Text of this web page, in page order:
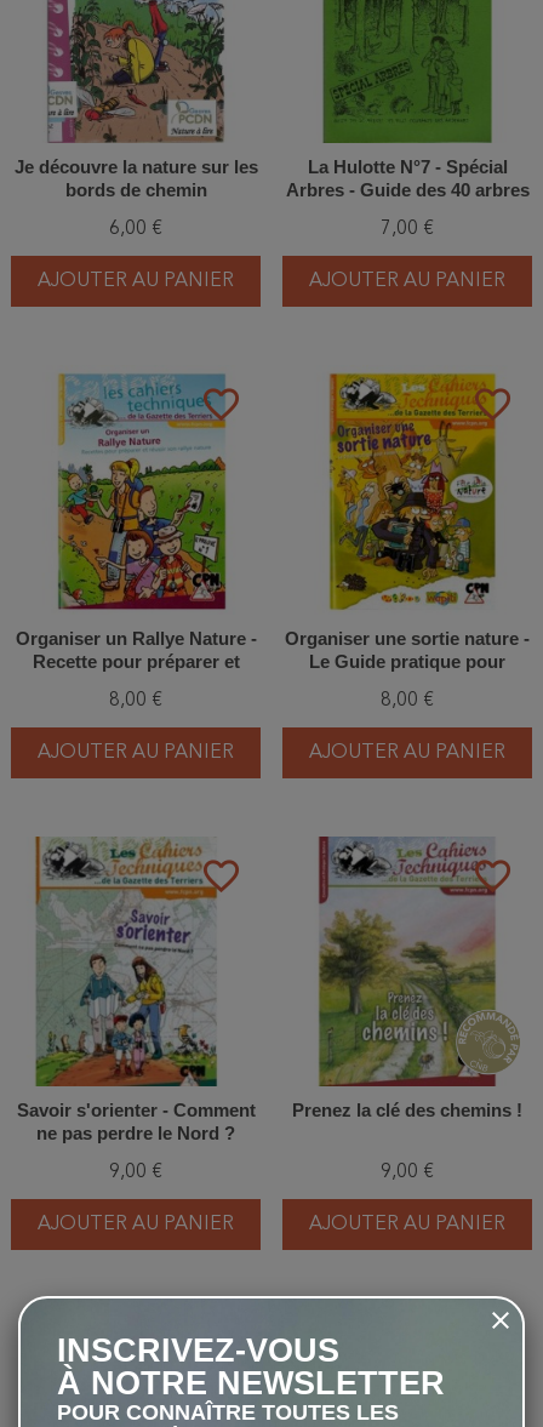
Je découvre la nature sur les
bords de chemin
6,00 €
AJOUTER AU PANIER
La Hulotte N°7 - Spécial
Arbres - Guide des 40 arbres
Ardennes
7,00 €
AJOUTER AU PANIER
favorite_border
Organiser un Rallye Nature -
Recette pour préparer et
8,00 €
AJOUTER AU PANIER
favorite_border
Organiser une sortie nature -
Le Guide pratique pour
8,00 €
AJOUTER AU PANIER
favorite_border
Savoir s'orienter - Comment
ne pas perdre le Nord ?
9,00 €
AJOUTER AU PANIER
favorite_border
Prenez la clé des chemins !
9,00 €
AJOUTER AU PANIER
favorite_border
INSCRIVEZ-VOUS
À NOTRE NEWSLETTER
POUR CONNAÎTRE TOUTES LES